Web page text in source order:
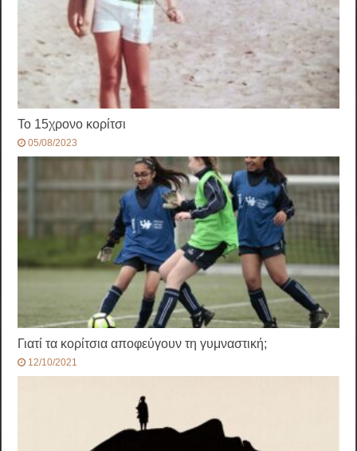
Το 15χρονο κορίτσι
05/08/2023
Γιατί τα κορίτσια αποφεύγουν τη γυμναστική;
12/10/2021